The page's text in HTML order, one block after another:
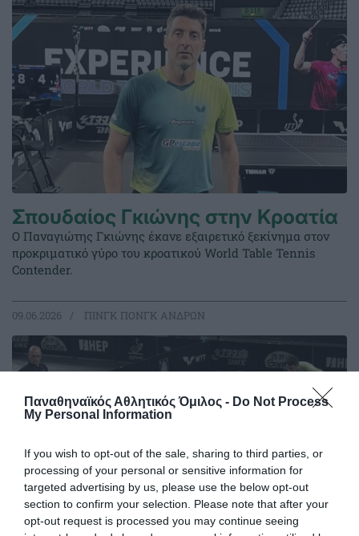
Παναθηναϊκός Αθλητικός Όμιλος - Do Not Process
My Personal Information
If you wish to opt-out of the sale, sharing to third parties, or
processing of your personal or sensitive information for
targeted advertising by us, please use the below opt-out
section to confirm your selection. Please note that after your
opt-out request is processed you may continue seeing
Σπουδαίος Γκιώνης στην Κροατία
Ο Παναγιώτης Γκιώνης έκανε εξαιρετικό ξεκίνημα στον
προκριματικό γύρο του κροατικού World Table Tennis
Contender.
09.06.2026 ΠΙΝΓΚ ΠΟΝΓΚ ΑΝΔΡΩΝ